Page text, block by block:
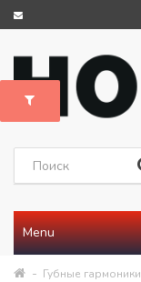
Menu
Губные гармоники